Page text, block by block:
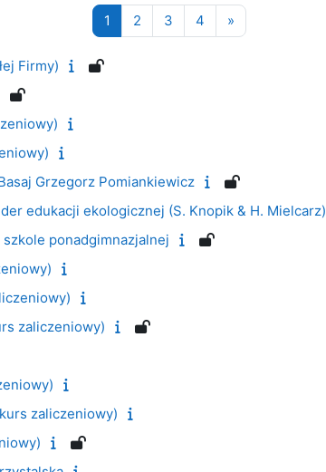
1 Strona 1
2 Strona 2
3 Strona 3
4 Strona 4
»
Firmy)
Grzegorz Pomiankiewicz
edukacji ekologicznej (S. Knopik & H. Mielcarz)
ponadgimnazjalnej
zaliczeniowy)
zaliczeniowy)